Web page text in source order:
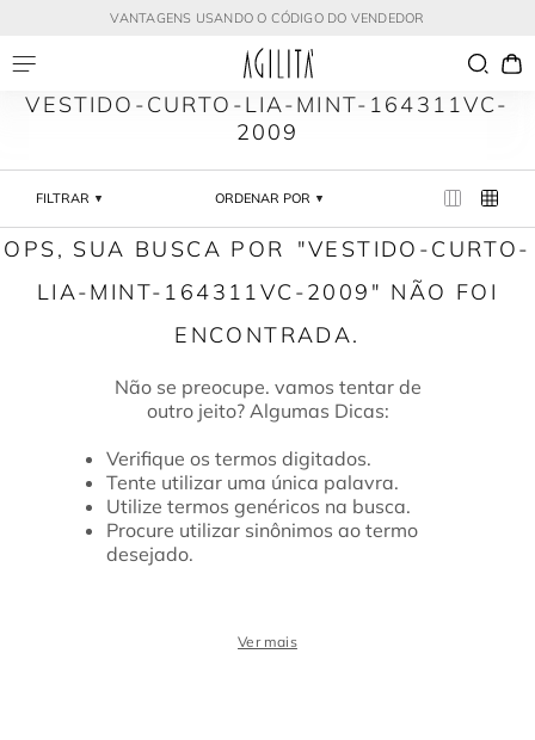
VANTAGENS USANDO O CÓDIGO DO VENDEDOR
VESTIDO-CURTO-LIA-MINT-164311VC-
2009
FILTRAR ORDENAR POR
VESTIDO-CURTO-
LIA-MINT-164311VC-2009
Verifique os termos digitados.
Tente utilizar uma única palavra.
Utilize termos genéricos na busca.
Procure utilizar sinônimos ao termo
desejado.
Ver mais